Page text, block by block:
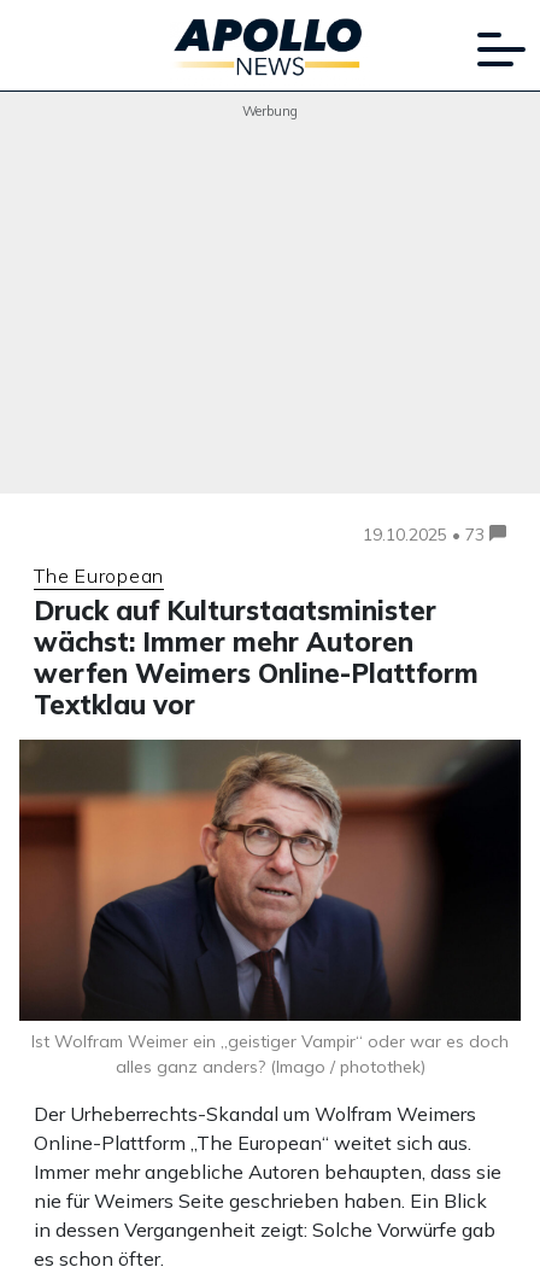
Werbung
19.10.2025 • 73
The European
Druck auf Kulturstaatsminister
wächst: Immer mehr Autoren
werfen Weimers Online-Plattform
Textklau vor
Der Urheberrechts-Skandal um Wolfram Weimers
Online-Plattform „The European“ weitet sich aus.
Immer mehr angebliche Autoren behaupten, dass sie
nie für Weimers Seite geschrieben haben. Ein Blick
in dessen Vergangenheit zeigt: Solche Vorwürfe gab
es schon öfter.
Ist Wolfram Weimer ein „geistiger Vampir“ oder war es doch
alles ganz anders? (Imago / photothek)